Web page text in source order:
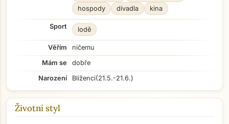
hospody
divadla kina
Sport lodě
Věřím
ničemu
Mám se
dobře
Narození
Blíženci(21.5.-21.6.)
Životní styl